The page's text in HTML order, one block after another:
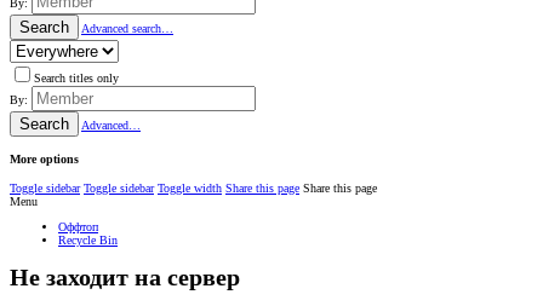
By:
Search Advanced search…
Search titles only
By:
Search Advanced…
More options
Toggle sidebar Toggle sidebar Toggle width Share this page Share this page
Menu
Оффтоп
Recycle Bin
Не заходит на сервер